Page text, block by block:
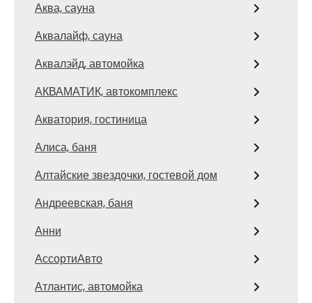
Аква, сауна
Аквалайф, сауна
Аквалэйд, автомойка
АКВАМАТИК, автокомплекс
Акватория, гостиница
Алиса, баня
Алтайские звездочки, гостевой дом
Андреевская, баня
Анни
АссортиАвто
Атлантис, автомойка